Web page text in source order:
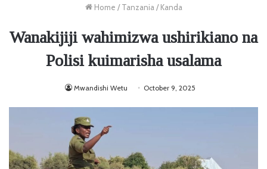
Home / Tanzania / Kanda
Wanakijiji wahimizwa ushirikiano na
Polisi kuimarisha usalama
Mwandishi Wetu October 9, 2025